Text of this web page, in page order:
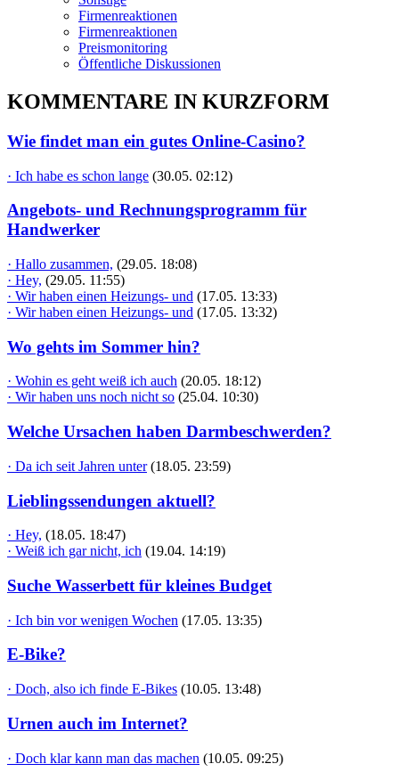
Firmenreaktionen
Firmenreaktionen
Preismonitoring
Öffentliche Diskussionen
KOMMENTARE IN KURZFORM
Wie findet man ein gutes Online-Casino?
· Ich habe es schon lange (30.05. 02:12)
Angebots- und Rechnungsprogramm für
Handwerker
· Hallo zusammen, (29.05. 18:08)
· Hey, (29.05. 11:55)
· Wir haben einen Heizungs- und (17.05. 13:33)
· Wir haben einen Heizungs- und (17.05. 13:32)
Wo gehts im Sommer hin?
· Wohin es geht weiß ich auch (20.05. 18:12)
· Wir haben uns noch nicht so (25.04. 10:30)
Welche Ursachen haben Darmbeschwerden?
· Da ich seit Jahren unter (18.05. 23:59)
Lieblingssendungen aktuell?
· Hey, (18.05. 18:47)
· Weiß ich gar nicht, ich (19.04. 14:19)
Suche Wasserbett für kleines Budget
· Ich bin vor wenigen Wochen (17.05. 13:35)
E-Bike?
· Doch, also ich finde E-Bikes (10.05. 13:48)
Urnen auch im Internet?
· Doch klar kann man das machen (10.05. 09:25)